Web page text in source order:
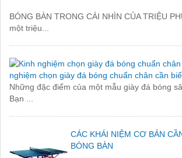
BÓNG BÀN TRONG CÁI NHÌN CỦA TRIỆU
một triệu...
nghiệm chọn giày đá bóng chuẩn chân cần
Những đặc điểm của một mẫu giày đá bóng
Bạn ...
CÁC KHÁI NIỆM CƠ BẢN
BÓNG BÀN